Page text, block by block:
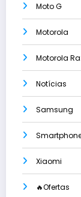
Moto G
Motorola
Motorola
Notícias
Samsung
Xiaomi
🔥Ofertas